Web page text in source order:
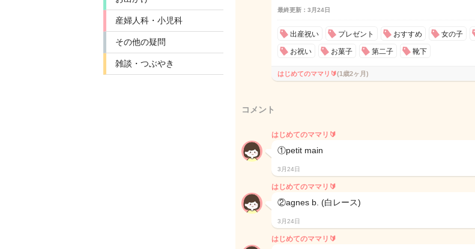
産婦人科・小児科
その他の疑問
雑談・つぶやき
最終更新：3月24日
出産祝い プレゼント おすすめ 女の子
お祝い お菓子 第二子 靴下
はじめてのママリ🔰(1歳2ヶ月)
コメント
はじめてのママリ🔰
①petit main
3月24日
はじめてのママリ🔰
②agnes b. (白レース)
3月24日
はじめてのママリ🔰